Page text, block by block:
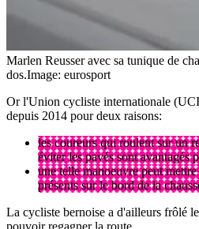
Marlen Reusser avec sa tunique de
dos.Image: eurosport
Or l'Union cycliste internationale
depuis 2014 pour deux raisons:
les coureurs qui roulent sur un
éviter les pavés sont avantagés
une telle manoeuvre peut
présents sur le bord de la
La cycliste bernoise a d'ailleurs frôlé